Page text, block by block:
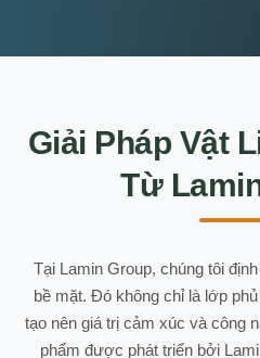
Giải Pháp Vật
Từ
Tại Lamin Group, chúng tôi
bề mặt. Đó không chỉ là lớp
tạo nên giá trị cảm xúc và công
phẩm được phát triển bởi